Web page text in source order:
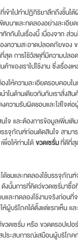
รที่เข้าไปทำปฏิกิริยาลึกถึงชั้
ฒนาและทดลองอย่างละเอี
กกันในเรื่องนี้ เนื่องจาก ส่
องความสะอาดปลอดภัยของ
ที่สุด การใช้วัสดุที่มีความปล
ของเราไปใช้งาน ซึ่งเรื่องเ
งให้ความละเอียดรอบคอบใ
ในด้านเดียวกันกับเราสั่งสิน
งความรับผิดชอบและใส่ใจต่
จ และต้องการข้อมูลเพิ่มเติม
รจุภัณฑ์ก่อนตัดสินใจ สามาร
อให้ท่านได้ ขวดเซรั่มที่ดีที่สุ
ได้ชมและทดลองใช้บรรจุภัณ
ดังนั้นการที่คิดว่ขวดเซรั่มา
และทดลองใช้งานจริงก่อน
ผู้บริโภคได้ตั้งแต่แรกเห็น แ
วดเซรั่ม หรือ ขวดดรอปเป
ะสบการณ์เสมือนผู้บริโภค